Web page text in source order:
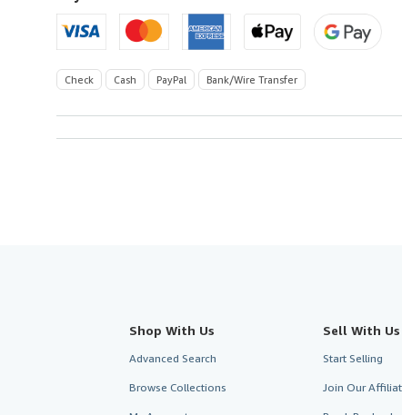
Check Cash PayPal Bank/Wire Transfer
Shop With Us
Advanced Search
Browse Collections
Sell With Us
Start Selling
Join Our